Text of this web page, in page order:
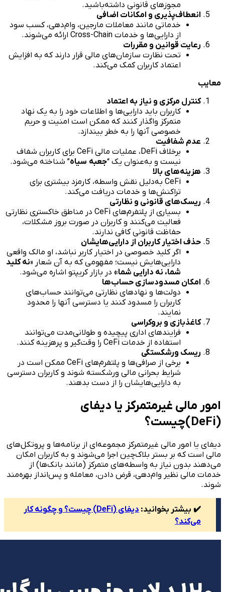
مجوزهای قانونی داشته‌باشید.
انعطاف‌پذیری و امکانات اضافی
خدماتی مانند معاملات مارجین، وام‌دهی، کسب سود
از دارایی‌ها و خدمات Cross-Chain ارائه می‌شوند.
رعایت قوانین و مقررات
تحت نظارت سازمان‌های مالی قرار دارند که به افزایش
اعتماد کاربران کمک می‌کند.
معایب
کنترل مرکزی و نیاز به اعتماد
کاربران باید دارایی‌ها و اطلاعات خود را به یک نهاد
متمرکز واگذار کنند که ممکن است امنیت و حریم
خصوصی آنها را به خطر بیندازد.
عدم شفافیت
برخلاف DeFi، عملیات مالی CeFi برای کاربران شفاف
نیست و به‌عنوان یک “جعبه سیاه” شناخته می‌شود.
هزینه‌های بالا
CeFi به‌دلیل نقش واسطه، کارمزد بیشتری برای
تراکنش‌ها و خدمات دریافت می‌کند.
ریسک‌های قانونی و نظارتی
بسیاری از پلتفرم‌های CeFi در مناطق خاکستری نظارتی
فعالیت می‌کنند و کاربران در صورت بروز مشکلات،
حفاظت قانونی کافی ندارند.
حذف اختیار کاربران از دارایی‌هایشان
اگر کلید خصوصی در اختیار کاربر نباشد، او مالک واقعی
دارایی‌هایش نیست؛ مفهومی که به آن شعار «نه کلید
شما، نه دارایی شما» در بازار کریپتو اشاره می‌شود.
امکان مسدودسازی حساب‌ها
دولت‌ها و نهادهای نظارتی می‌توانند حساب‌های
کاربران را مسدود کنند یا دسترسی آنها را محدود
نمایند.
کاغذبازی و بروکراسی
فرایندهای اداری پیچیده و طولانی‌مدت می‌توانند
استفاده از خدمات CeFi را وقت‌گیر و پرهزینه کنند.
ریسک ورشکستگی
برخی از صرافی‌ها و پلتفرم‌های CeFi ممکن است در
شرایط بحرانی مالی ورشکسته شوند و کاربران دسترسی
به دارایی‌هایشان را از دست بدهند.
امور مالی غیرمتمرکز یا دیفای
(DeFi)چیست؟
دیفای یا امور مالی غیرمتمرکز مجموعه‌ای از برنامه‌ها و پروتکل‌های
مالی است که بر بستر بلاک‌چین اجرا می‌شوند و به کاربران امکان
می‌دهند بدون نیاز به واسطه‌های متمرکز (مانند بانک‌ها) از
خدمات مالی نظیر وام‌دهی، قرض دادن، معامله و پس‌انداز بهره‌مند
شوند.
✔️ بیشتر بخوانید:
دیفای (DeFi) چیست؟ و چگونه کار
می‌کند؟